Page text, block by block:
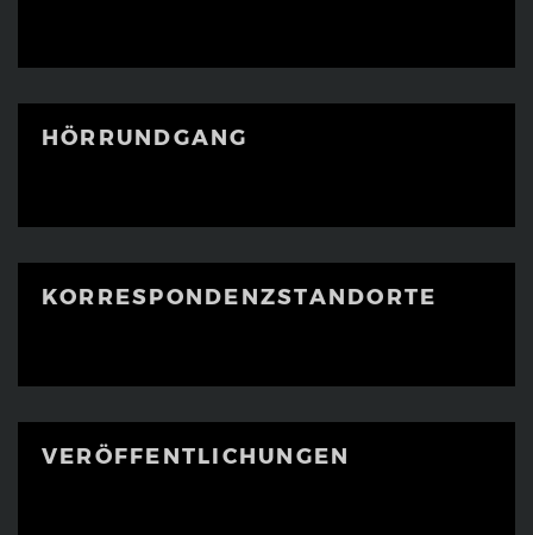
HÖRRUNDGANG
KORRESPONDENZ­STANDORTE
VERÖFFENTLICHUNGEN